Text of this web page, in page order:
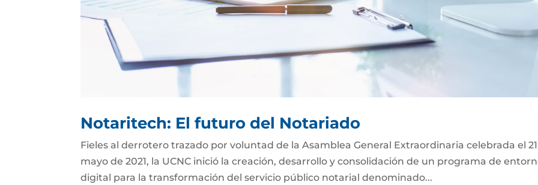
Notaritech: El futuro del Notariado
Fieles al derrotero trazado por voluntad de la Asamblea General Extraordinaria celebrada el
mayo de 2021, la UCNC inició la creación, desarrollo y consolidación de un programa de
digital para la transformación del servicio público notarial denominado...